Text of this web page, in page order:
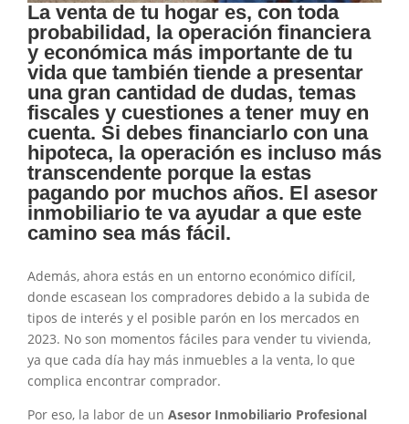
La venta de tu hogar es, con toda
probabilidad, la operación financiera
y económica más importante de tu
vida que también tiende a presentar
una gran cantidad de dudas, temas
fiscales y cuestiones a tener muy en
cuenta. Si debes financiarlo con una
hipoteca, la operación es incluso más
transcendente porque la estas
pagando por muchos años. El asesor
inmobiliario te va ayudar a que este
camino sea más fácil.
Además, ahora estás en un entorno económico difícil,
donde escasean los compradores debido a la subida de
tipos de interés y el posible parón en los mercados en
2023. No son momentos fáciles para vender tu vivienda,
ya que cada día hay más inmuebles a la venta, lo que
complica encontrar comprador.
Por eso, la labor de un Asesor Inmobiliario Profesional